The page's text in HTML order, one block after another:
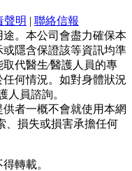
聲明 | 聯絡信報
。本公司會盡力確保本
隱含保證該等資訊均準
代醫生∕醫護人員的專
何情況。如對身體狀況
人員諮詢。
者一概不會就使用本網
、損失或損害承擔任何
轉載。